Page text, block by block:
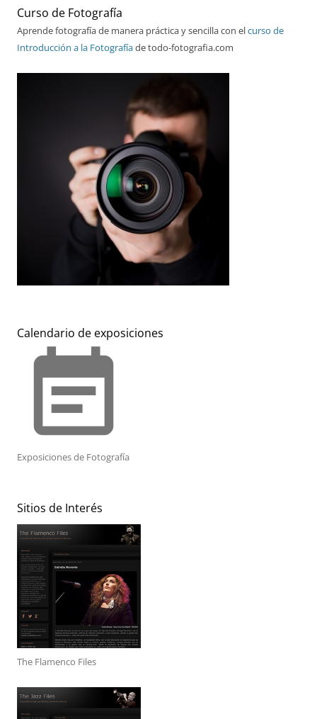
Curso de Fotografía
Aprende fotografía de manera práctica y sencilla con elcurso de
Introducción a la Fotografíade todo-fotografia.com
Calendario de exposiciones
event_note
Exposiciones de Fotografía
Sitios de Interés
The Flamenco Files